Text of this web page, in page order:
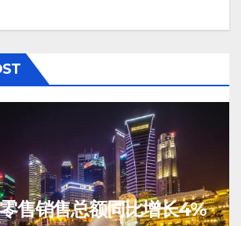
售销售总额同比增长4%